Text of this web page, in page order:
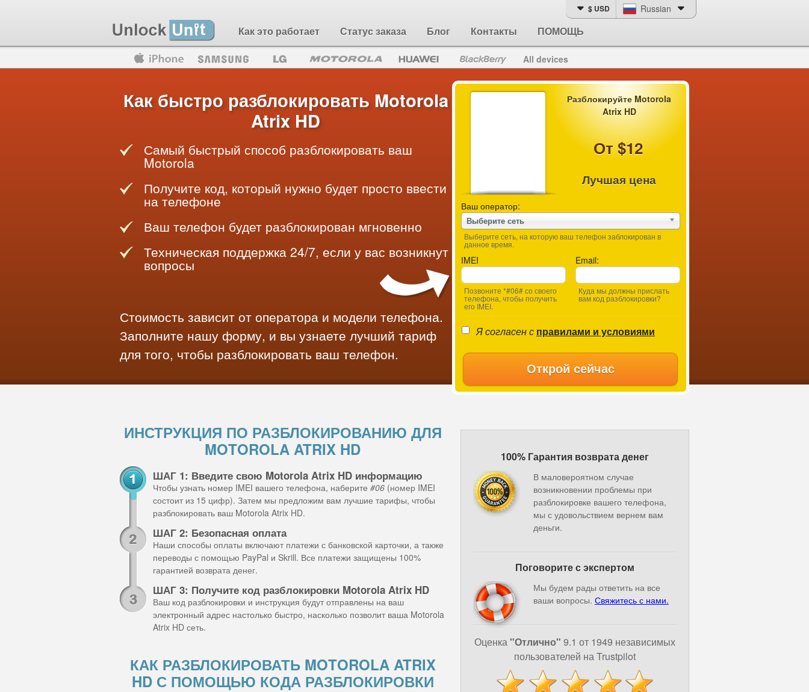
Как это работает Статус заказа Блог Контакты ПОМОЩЬ
$ USD Russian
Blackberry All devices
Разблокируйте Motorola
Atrix HD
От $12
Лучшая цена
Ваш оператор:
Выберите сеть
Выберите сеть, на которую ваш телефон заблокирован в
данное время.
IMEI
Позвоните *#06# со своего
телефона, чтобы получить
его IMEI.
Email:
Куда мы должны прислать
вам код разблокировки?
Я согласен с правилами и условиями
Открой сейчас
Как быстро разблокировать Motorola
Atrix HD
Самый быстрый способ разблокировать ваш
Motorola
Получите код, который нужно будет просто ввести
на телефоне
Ваш телефон будет разблокирован мгновенно
Техническая поддержка 24/7, если у вас возникнут
вопросы
Стоимость зависит от оператора и модели телефона.
Заполните нашу форму, и вы узнаете лучший тариф
для того, чтобы разблокировать ваш телефон.
ИНСТРУКЦИЯ ПО РАЗБЛОКИРОВАНИЮ ДЛЯ
MOTOROLA ATRIX HD
ШАГ 1: Введите свою Motorola Atrix HD информацию
Чтобы узнать номер IMEI вашего телефона, наберите #06 (номер IMEI
состоит из 15 цифр). Затем мы предложим вам лучшие тарифы, чтобы
разблокировать ваш Motorola Atrix HD.
ШАГ 2: Безопасная оплата
Наши способы оплаты включают платежи с банковской карточки, а также
переводы с помощью PayPal и Skrill. Все платежи защищены 100%
гарантией возврата денег.
ШАГ 3: Получите код разблокировки Motorola Atrix HD
Ваш код разблокировки и инструкция будут отправлены на ваш
электронный адрес настолько быстро, насколько позволит ваша Motorola
Atrix HD сеть.
КАК РАЗБЛОКИРОВАТЬ MOTOROLA ATRIX
HD С ПОМОЩЬЮ КОДА РАЗБЛОКИРОВКИ
100% Гарантия возврата денег
В маловероятном случае
возникновении проблемы при
разблокировке вашего телефона,
мы с удовольствием вернем вам
деньги.
Поговорите с экспертом
Мы будем рады ответить на все
ваши вопросы. Свяжитесь с нами.
Оценка"Отлично" 9.1 от 1949 независимых
пользователей на Trustpilot